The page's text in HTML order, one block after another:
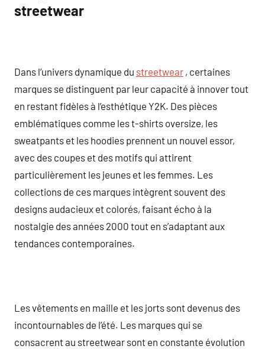
streetwear
Dans l’univers dynamique du streetwear , certaines
marques se distinguent par leur capacité à innover tout
en restant fidèles à l’esthétique Y2K. Des pièces
emblématiques comme les t-shirts oversize, les
sweatpants et les hoodies prennent un nouvel essor,
avec des coupes et des motifs qui attirent
particulièrement les jeunes et les femmes. Les
collections de ces marques intègrent souvent des
designs audacieux et colorés, faisant écho à la
nostalgie des années 2000 tout en s’adaptant aux
tendances contemporaines.
Les vêtements en maille et les jorts sont devenus des
incontournables de l’été. Les marques qui se
consacrent au streetwear sont en constante évolution